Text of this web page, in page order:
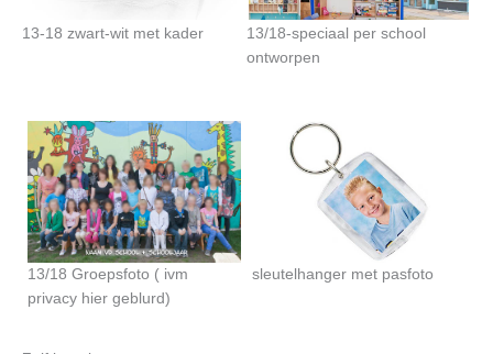
13-18 zwart-wit met kader
13/18-speciaal per school
ontworpen
13/18 Groepsfoto ( ivm
privacy hier geblurd)
sleutelhanger met pasfoto